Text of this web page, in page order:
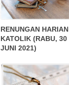
RENUNGAN HARIAN
KATOLIK (RABU, 30
JUNI 2021)